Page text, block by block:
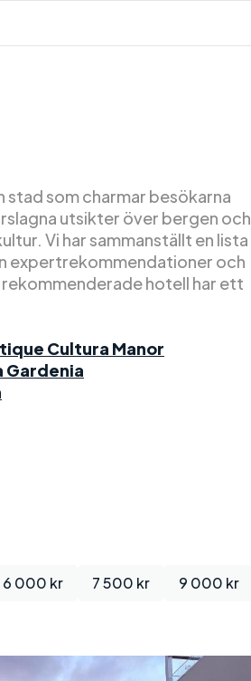
stad som charmar besökarna
utsikter över bergen och
Vi har sammanställt en lista
expertrekommendationer och
hotell har ett
Cultura Manor
Gardenia
6 000 kr 7 500 kr 9 000 kr